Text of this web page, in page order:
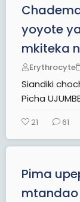
yoyote
mkiteka
Erythrocyte
Siandiki
Picha
21 61
Pima